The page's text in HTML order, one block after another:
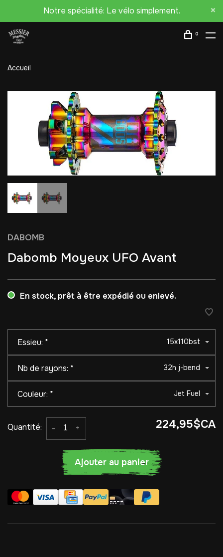
Notre spécialité: Le vélo simplement.
0
Accueil
DABOMB
Dabomb Moyeux UFO Avant
En stock, prêt à être expédié ou enlevé.
Essieu: * 15x110bst
Nb de rayons: * 32h j-bend
Couleur: * Jet Fuel
Quantité: +
- 224,95$CA
Ajouter au panier